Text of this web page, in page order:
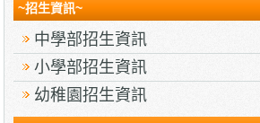
~招生資訊~
中學部招生資訊
小學部招生資訊
幼稚園招生資訊